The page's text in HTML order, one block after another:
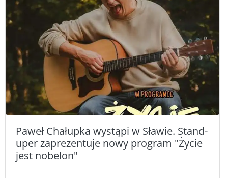
Paweł Chałupka wystąpi w Sławie. Stand-
uper zaprezentuje nowy program "Życie
jest nobelon"